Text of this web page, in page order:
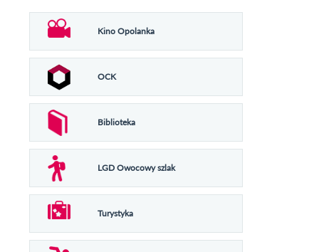
Kino Opolanka
OCK
Biblioteka
LGD Owocowy szlak
Turystyka